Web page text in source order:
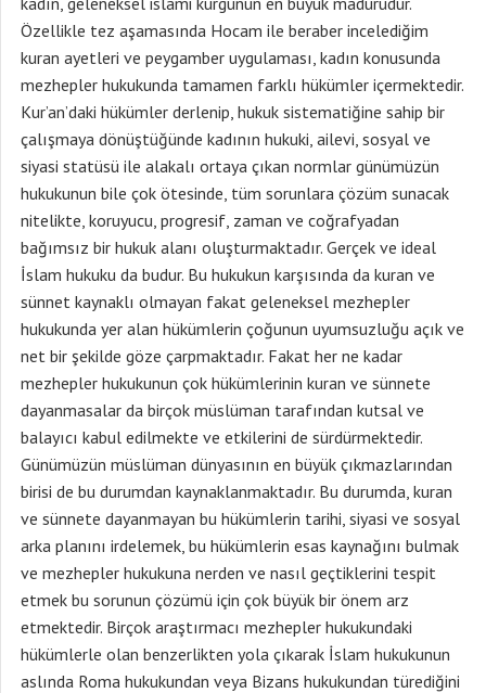
Özellikle tez aşamasında Hocam ile beraber incelediğim
kuran ayetleri ve peygamber uygulaması, kadın konusunda
mezhepler hukukunda tamamen farklı hükümler içermektedir.
Kur’an’daki hükümler derlenip, hukuk sistematiğine sahip bir
çalışmaya dönüştüğünde kadının hukuki, ailevi, sosyal ve
siyasi statüsü ile alakalı ortaya çıkan normlar günümüzün
hukukunun bile çok ötesinde, tüm sorunlara çözüm sunacak
nitelikte, koruyucu, progresif, zaman ve coğrafyadan
bağımsız bir hukuk alanı oluşturmaktadır. Gerçek ve ideal
İslam hukuku da budur. Bu hukukun karşısında da kuran ve
sünnet kaynaklı olmayan fakat geleneksel mezhepler
hukukunda yer alan hükümlerin çoğunun uyumsuzluğu açık ve
net bir şekilde göze çarpmaktadır. Fakat her ne kadar
mezhepler hukukunun çok hükümlerinin kuran ve sünnete
dayanmasalar da birçok müslüman tarafından kutsal ve
balayıcı kabul edilmekte ve etkilerini de sürdürmektedir.
Günümüzün müslüman dünyasının en büyük çıkmazlarından
birisi de bu durumdan kaynaklanmaktadır. Bu durumda, kuran
ve sünnete dayanmayan bu hükümlerin tarihi, siyasi ve sosyal
arka planını irdelemek, bu hükümlerin esas kaynağını bulmak
ve mezhepler hukukuna nerden ve nasıl geçtiklerini tespit
etmek bu sorunun çözümü için çok büyük bir önem arz
etmektedir. Birçok araştırmacı mezhepler hukukundaki
hükümlerle olan benzerlikten yola çıkarak İslam hukukunun
aslında Roma hukukundan veya Bizans hukukundan türediğini